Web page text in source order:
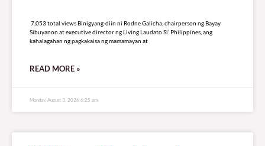
7,053 total views Binigyang-diin ni Rodne Galicha, chairperson ng Bayay
Sibuyanon at executive director ng Living Laudato Si’ Philippines, ang
kahalagahan ng pagkakaisa ng mamamayan at
READ MORE »
Monday, August 3, 2026 6:25 pm